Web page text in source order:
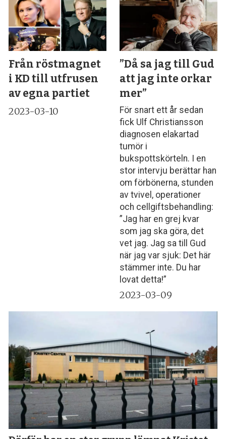
Från röstmagnet
i KD till utfrusen
av egna partiet
2023-03-10
”Då sa jag till Gud
att jag inte orkar
mer”
För snart ett år sedan
fick Ulf Christiansson
diagnosen elakartad
tumör i
bukspottskörteln. I en
stor intervju berättar han
om förbönerna, stunden
av tvivel, operationer
och cellgiftsbehandling:
”Jag har en grej kvar
som jag ska göra, det
vet jag. Jag sa till Gud
när jag var sjuk: Det här
stämmer inte. Du har
lovat detta!”
2023-03-09